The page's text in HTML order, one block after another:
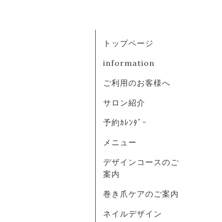
トップページ
information
ご利用のお客様へ
サロン紹介
予約ｶﾚﾝﾀﾞｰ
メニュー
デザインコースのご
案内
巻き爪ケアのご案内
ネイルデザイン